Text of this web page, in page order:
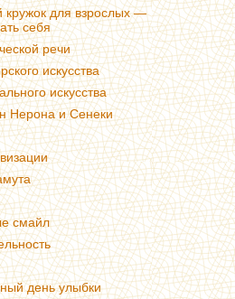
кружок для взрослых —
себя
речи
искусства
искусства
Нерона и Сенеки
смайл
день улыбки